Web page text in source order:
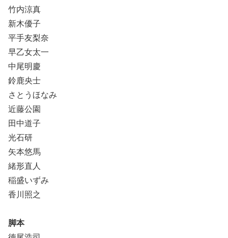
竹内涼真
新木優子
平手友梨奈
早乙女太一
中尾明慶
鈴鹿央士
さとうほなみ
近藤公園
田中道子
光石研
矢本悠馬
緒形直人
稲盛いずみ
香川照之
脚本